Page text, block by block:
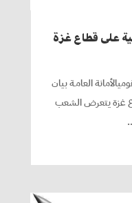
على قطاع غزة
العامـة بيان
غزة يتعرض الشعب